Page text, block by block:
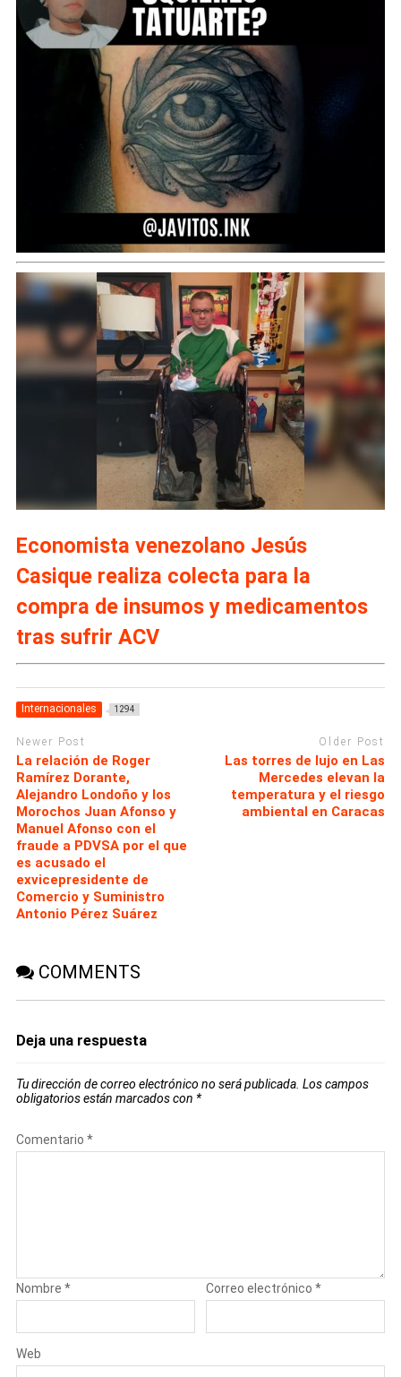
Economista venezolano Jesús
Casique realiza colecta para la
compra de insumos y medicamentos
tras sufrir ACV
Internacionales 1294
Newer Post
La relación de Roger
Ramírez Dorante,
Alejandro Londoño y los
Morochos Juan Afonso y
Manuel Afonso con el
fraude a PDVSA por el que
es acusado el
exvicepresidente de
Comercio y Suministro
Antonio Pérez Suárez
Older Post
Las torres de lujo en Las
Mercedes elevan la
temperatura y el riesgo
ambiental en Caracas
COMMENTS
Deja una respuesta
Tu dirección de correo electrónico no será publicada. Los campos
obligatorios están marcados con *
Comentario *
Nombre * Correo electrónico*
Web